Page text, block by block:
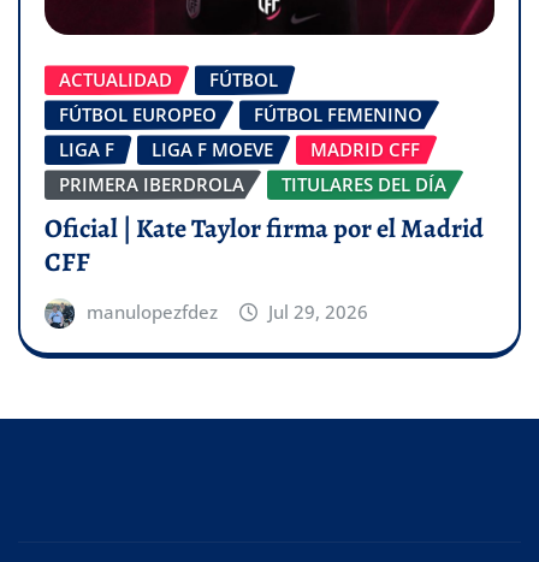
ACTUALIDAD
FÚTBOL
FÚTBOL EUROPEO
FÚTBOL FEMENINO
LIGA F
LIGA F MOEVE
MADRID CFF
PRIMERA IBERDROLA
TITULARES DEL DÍA
Oficial | Kate Taylor firma por el Madrid
CFF
manulopezfdez Jul 29, 2026